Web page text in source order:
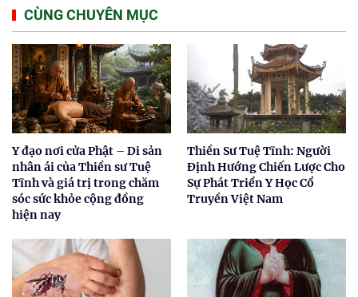
CÙNG CHUYÊN MỤC
Y đạo nơi cửa Phật – Di sản
nhân ái của Thiền sư Tuệ
Tĩnh và giá trị trong chăm
sóc sức khỏe cộng đồng
hiện nay
Thiền Sư Tuệ Tĩnh: Người
Định Hướng Chiến Lược Cho
Sự Phát Triển Y Học Cổ
Truyền Việt Nam